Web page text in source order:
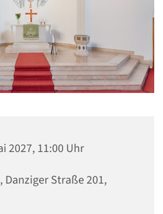
2027, 11:00 Uhr
Danziger Straße 201,